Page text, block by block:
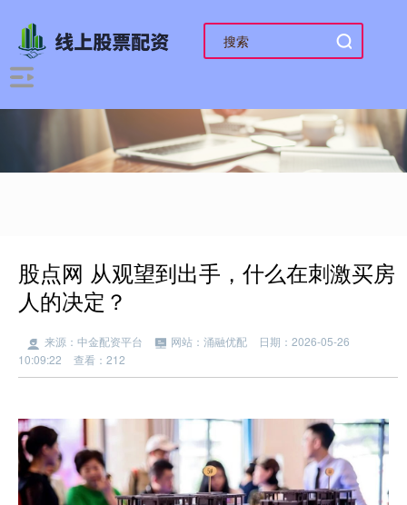
股点网 从观望到出手，什么在刺激买房
人的决定？
来源：中金配资平台 网站：涌融优配
日期：2026-05-26
10:09:22
查看：212